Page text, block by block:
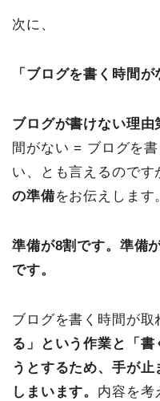
次に、
「ブログを書く時間が
ブログが書けない理由
間がない = ブログを
い、とも言えるのです
の準備をお伝えします
準備が8割です。準備
です。
ブログを書く時間が取
る」という作業と「
うとするため、手が
しまいます。 内容を考